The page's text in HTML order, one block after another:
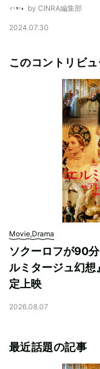
by CINRA編集部
2024.07.30
このコントリビ
Movie,Drama
ソクーロフが90
ルミタージュ幻想
定上映
2026.08.07
最近話題の記事